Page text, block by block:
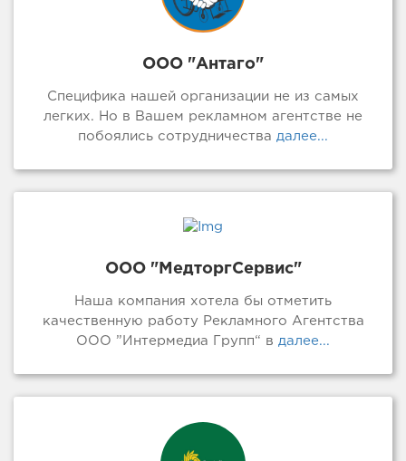
ООО "Антаго"
Специфика нашей организации не из самых
легких. Но в Вашем рекламном агентстве не
побоялись сотрудничества далее...
ООО "МедторгСервис"
Наша компания хотела бы отметить
качественную работу Рекламного Агентства
ООО ”Интермедиа Групп“ в далее...